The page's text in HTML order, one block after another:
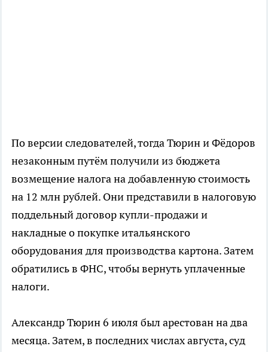
По версии следователей, тогда Тюрин и Фёдоров
незаконным путём получили из бюджета
возмещение налога на добавленную стоимость
на 12 млн рублей. Они представили в налоговую
поддельный договор купли-продажи и
накладные о покупке итальянского
оборудования для производства картона. Затем
обратились в ФНС, чтобы вернуть уплаченные
налоги.
Александр Тюрин 6 июля был арестован на два
месяца. Затем, в последних числах августа, суд